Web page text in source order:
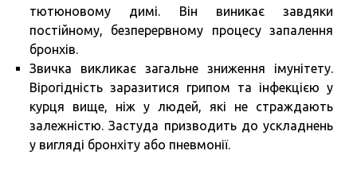
тютюновому димі. Він виникає завдяки
постійному, безперервному процесу запалення
бронхів.
Звичка викликає загальне зниження імунітету.
Вірогідність заразитися грипом та інфекцією у
курця вище, ніж у людей, які не страждають
залежністю. Застуда призводить до ускладнень
у вигляді бронхіту або пневмонії.